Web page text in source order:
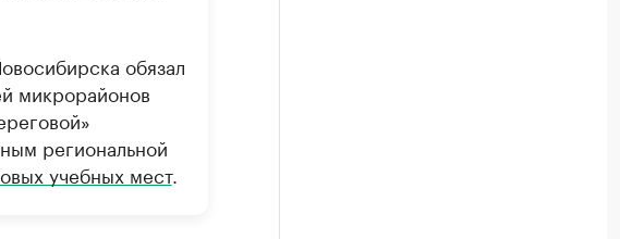
обязал
микрорайонов
региональной
учебных мест.